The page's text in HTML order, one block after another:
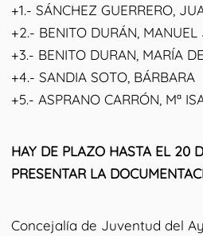
+1.- SÁNCHEZ GUERRERO,
+2.- BENITO DURÁN, MANUEL
+3.- BENITO DURAN, MARÍA
+4.- SANDIA SOTO, BÁRBARA
+5.- ASPRANO CARRÓN, Mª
HAY DE PLAZO HASTA EL 20
PRESENTAR LA
Concejalía de Juventud del